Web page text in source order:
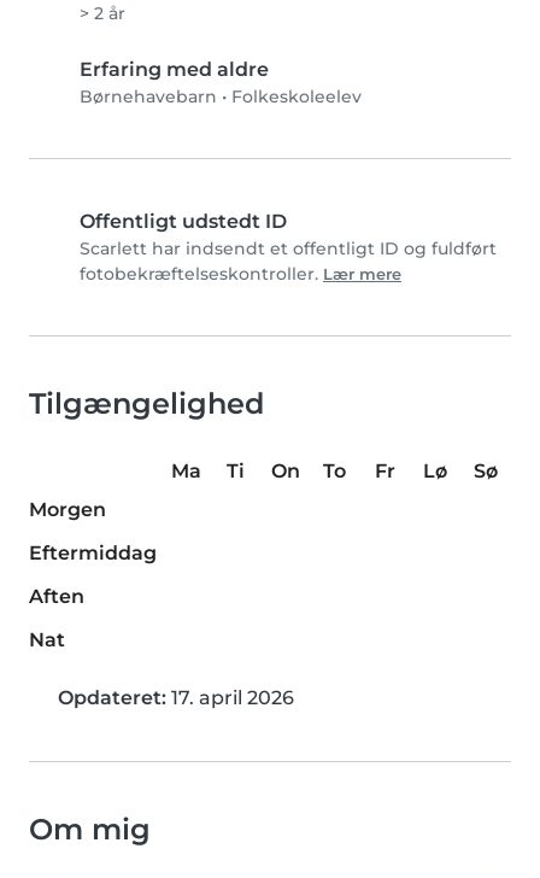
> 2 år
Erfaring med aldre
Børnehavebarn • Folkeskoleelev
Offentligt udstedt ID
Scarlett har indsendt et offentligt ID og fuldført
fotobekræftelseskontroller. Lær mere
Tilgængelighed
Ma Ti On To Fr Lø
Sø
Morgen
Eftermiddag
Aften
Nat
Opdateret: 17. april 2026
Om mig